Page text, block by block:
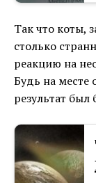
Так что коты,
столько
реакцию на
Будь на месте
результат был